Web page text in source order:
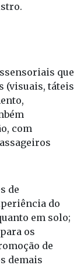
que
(visuais, táteis
com
de
do
em solo;
os
de
demais